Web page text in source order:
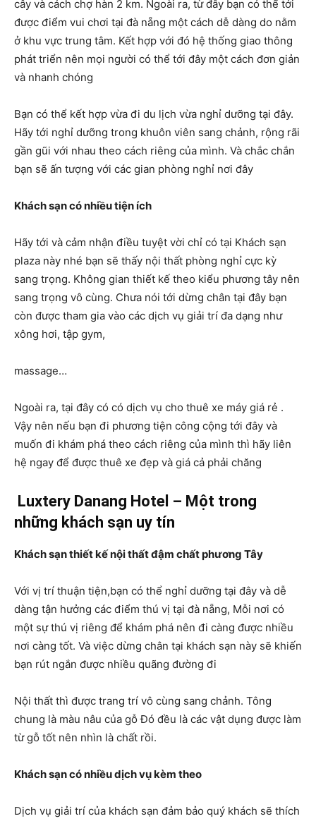
cây và cách chợ hàn 2 km. Ngoài ra, từ đây bạn có thể tới
được điểm vui chơi tại đà nẵng một cách dễ dàng do nằm
ở khu vực trung tâm. Kết hợp với đó hệ thống giao thông
phát triển nên mọi người có thể tới đây một cách đơn giản
và nhanh chóng
Bạn có thể kết hợp vừa đi du lịch vừa nghỉ dưỡng tại đây.
Hãy tới nghỉ dưỡng trong khuôn viên sang chảnh, rộng rãi
gần gũi với nhau theo cách riêng của mình. Và chắc chắn
bạn sẽ ấn tượng với các gian phòng nghỉ nơi đây
Khách sạn có nhiều tiện ích
Hãy tới và cảm nhận điều tuyệt vời chỉ có tại Khách sạn
plaza này nhé bạn sẽ thấy nội thất phòng nghỉ cực kỳ
sang trọng. Không gian thiết kế theo kiểu phương tây nên
sang trọng vô cùng. Chưa nói tới dừng chân tại đây bạn
còn được tham gia vào các dịch vụ giải trí đa dạng như
xông hơi, tập gym,
massage…
Ngoài ra, tại đây có có dịch vụ cho thuê xe máy giá rẻ .
Vậy nên nếu bạn đi phương tiện công cộng tới đây và
muốn đi khám phá theo cách riêng của mình thì hãy liên
hệ ngay để được thuê xe đẹp và giá cả phải chăng
Luxtery Danang Hotel – Một trong
những khách sạn uy tín
Khách sạn thiết kế nội thất đậm chất phương Tây
Với vị trí thuận tiện,bạn có thể nghỉ dưỡng tại đây và dễ
dàng tận hưởng các điểm thú vị tại đà nẵng, Mỗi nơi có
một sự thú vị riêng để khám phá nên đi càng được nhiều
nơi càng tốt. Và việc dừng chân tại khách sạn này sẽ khiến
bạn rút ngắn được nhiều quãng đường đi
Nội thất thì được trang trí vô cùng sang chảnh. Tông
chung là màu nâu của gỗ Đó đều là các vật dụng được làm
từ gỗ tốt nên nhìn là chất rồi.
Khách sạn có nhiều dịch vụ kèm theo
Dịch vụ giải trí của khách sạn đảm bảo quý khách sẽ thích